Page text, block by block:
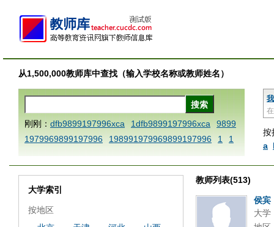
从1,500,000教师库中查找（输入学校名称或教师姓名）
按
a
刚刚： dfb9899197996xca 1dfb9899197996xca
9899
1979969899197996
198991979969899197996 1
1
AAABBBCCCdefine blablaenddefine dfbxyzendtemplat
1dfbmath key98991 methodmultiply operand97996x
1dfbxca12
3
1dfbzzzzzzzzbbbccccdddeeexcareplacezo
教师列表(513)
侯宾
大学
大学索引
按地区